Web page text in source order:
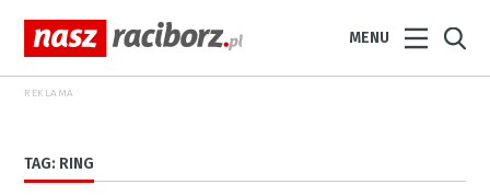
MENU
REKLAMA
TAG: RING